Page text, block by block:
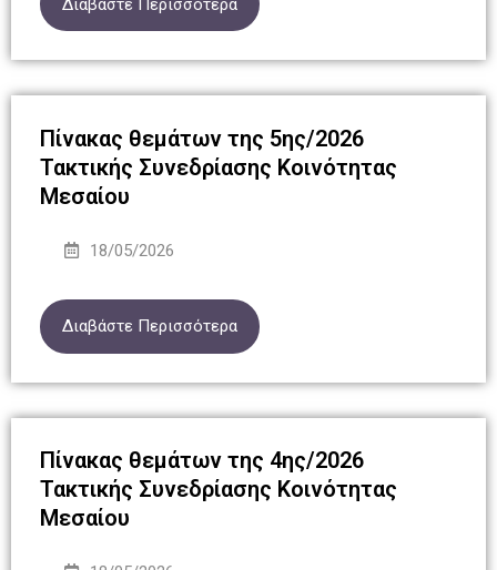
Πίνακας θεμάτων της 5ης/2026
Τακτικής Συνεδρίασης Κοινότητας
Μεσαίου
18/05/2026
Διαβάστε Περισσότερα
Πίνακας θεμάτων της 4ης/2026
Τακτικής Συνεδρίασης Κοινότητας
Μεσαίου